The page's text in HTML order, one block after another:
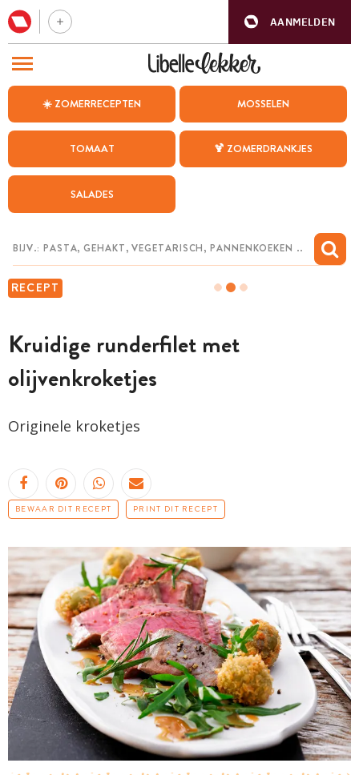
AANMELDEN
☀️ ZOMERRECEPTEN MOSSELEN
TOMAAT 🍹 ZOMERDRANKJES
SALADES
RECEPT
Kruidige runderfilet met
olijvenkroketjes
Originele kroketjes
BEWAAR DIT RECEPT PRINT DIT RECEPT
BEZOEK ONZE ANDERE WEBSITES
WEEKMENU
CHAT MET MAIA
MIJN BEWAARDE RECEPTEN